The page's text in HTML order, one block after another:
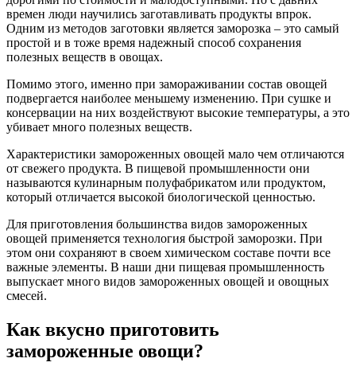
времен люди научились заготавливать продукты впрок.
Одним из методов заготовки является заморозка – это самый
простой и в тоже время надежный способ сохранения
полезных веществ в овощах.
Помимо этого, именно при замораживании состав овощей
подвергается наиболее меньшему изменению. При сушке и
консервации на них воздействуют высокие температуры, а это
убивает много полезных веществ.
Характеристики замороженных овощей мало чем отличаются
от свежего продукта. В пищевой промышленности они
называются кулинарным полуфабрикатом или продуктом,
который отличается высокой биологической ценностью.
Для приготовления большинства видов замороженных
овощей применяется технология быстрой заморозки. При
этом они сохраняют в своем химическом составе почти все
важные элементы. В наши дни пищевая промышленность
выпускает много видов замороженных овощей и овощных
смесей.
Как вкусно приготовить
замороженные овощи?